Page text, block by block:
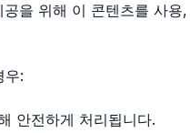
을 위해 이 콘텐츠를 사용
우:
안전하게 처리됩니다.